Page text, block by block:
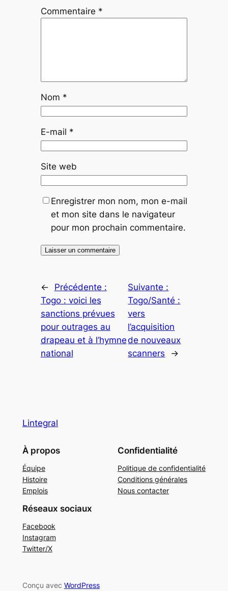
Commentaire *
Nom *
E-mail *
Site web
Enregistrer mon nom, mon e-mail
et mon site dans le navigateur
pour mon prochain commentaire.
←
Précédente :
Togo : voici les
sanctions prévues
pour outrages au
drapeau et à l’hymne
national
Suivante :
Togo/Santé :
vers
l’acquisition
de nouveaux
scanners
→
Lintegral
À propos
Équipe
Histoire
Emplois
Confidentialité
Politique de confidentialité
Conditions générales
Nous contacter
Réseaux sociaux
Facebook
Instagram
Twitter/X
Conçu avec WordPress